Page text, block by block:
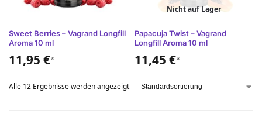
Sweet Berries – Vagrand Longfill
Aroma 10 ml
11,95 €*
Nicht auf Lager
Papacuja Twist – Vagrand
Longfill Aroma 10 ml
11,45 €*
Alle 12 Ergebnisse werden angezeigt